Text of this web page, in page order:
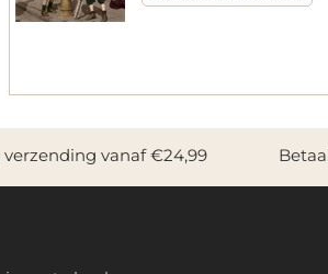
verzending vanaf €24,99